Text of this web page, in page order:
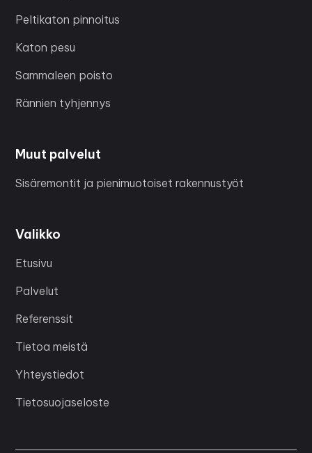
Peltikaton pinnoitus
Katon pesu
Sammaleen poisto
Rännien tyhjennys
Muut palvelut
Sisäremontit ja pienimuotoiset rakennustyöt
Valikko
Etusivu
Palvelut
Referenssit
Tietoa meistä
Yhteystiedot
Tietosuojaseloste